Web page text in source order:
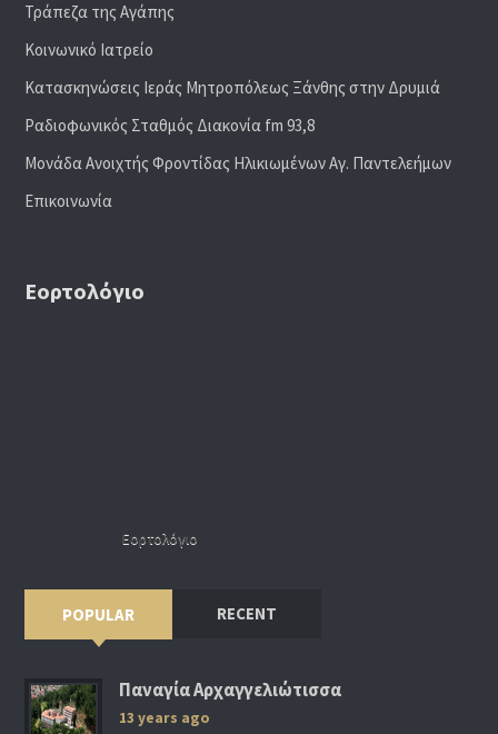
Τράπεζα της Αγάπης
Κοινωνικό Ιατρείο
Κατασκηνώσεις Ιεράς Μητροπόλεως Ξάνθης στην Δρυμιά
Ραδιoφωνικός Σταθμός Διακονία fm 93,8
Μονάδα Ανοιχτής Φροντίδας Ηλικιωμένων Αγ. Παντελεήμων
Επικοινωνία
Εορτολόγιο
Εορτολόγιο
POPULAR RECENT
Παναγία Αρχαγγελιώτισσα
13 years ago